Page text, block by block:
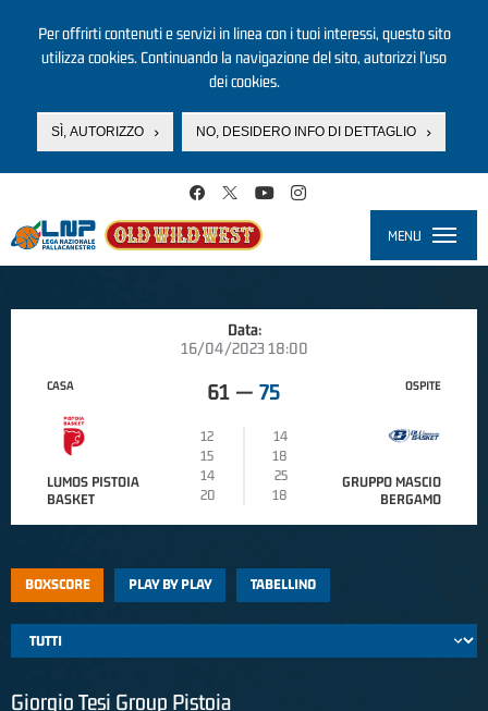
Per offrirti contenuti e servizi in linea con i tuoi interessi, questo sito
utilizza cookies. Continuando la navigazione del sito, autorizzi l’uso
dei cookies.
SÌ, AUTORIZZO NO, DESIDERO INFO DI DETTAGLIO
MENU
Data:
16/04/2023 18:00
CASA
LUMOS PISTOIA
BASKET
61 — 75
12
14
15
18
14
25
20
18
OSPITE
GRUPPO MASCIO
BERGAMO
BOXSCORE PLAY BY PLAY TABELLINO
Giorgio Tesi Group Pistoia